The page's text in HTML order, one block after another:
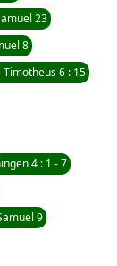
23
8
Timotheus 6 : 15
4 : 1 - 7
9